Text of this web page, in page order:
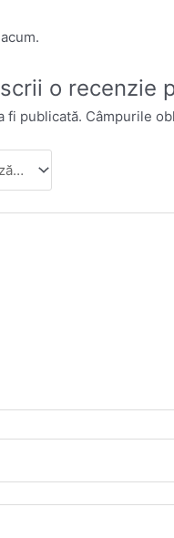
o recenzie
fi publicată. Câmpurile